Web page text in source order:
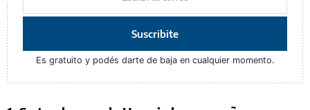
Suscribite
Es gratuito y podés darte de baja en cualquier momento.